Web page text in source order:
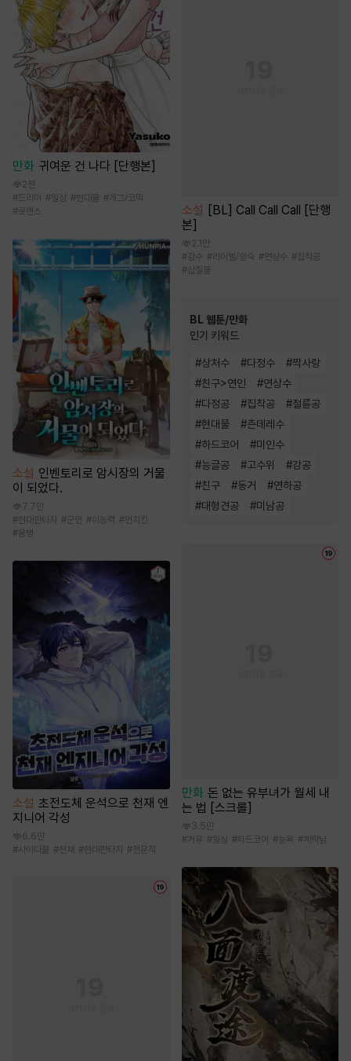
만화 귀여운 건 나다 [단행본]
2천
#드라마 #일상 #현대물 # 개그/코믹
#로맨스
소설 인벤토리로 암시장의 거물
이 되었다.
7.7만
#현대판타지 #군인 #이능력 #먼치킨
#용병
소설 초전도체 운석으로 천재 엔
지니어 각성
6.6만
#사이다물 #천재 #현대판타지 #전문직
소설 [BL] Call Call Call [단행
본]
2.1만
#강수 #라이벌/앙숙 #연상수 #집착공
#삽질물
BL 웹툰/만화
인기 키워드
#상처수 #다정수 #짝사랑
#친구>연인 #연상수
#다정공 #집착공 #절륜공
#현대물 #츤데레수
#하드코어 #미인수
#능글공 #고수위 #강공
#친구 #동거 #연하공
#대형견공 #미남공
만화 돈 없는 유부녀가 월세 내
는 법 [스크롤]
3.5만
#거유 #일상 #하드코어 #능욕 #계략남